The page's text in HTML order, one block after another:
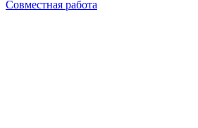
Совместная работа